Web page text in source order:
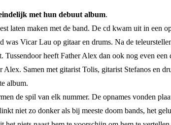
met hun debuut album.
laten maken met de band. De cd kwam uit in een
Vicar Lau op gitaar en drums. Na de
Tussendoor heeft Father Alex dan ook nog even
Samen met gitarist Tolis, gitarist Stefanos en
album.
de spil van elk nummer. De opnames vonden
niet zo donker als bij meeste doom bands, het